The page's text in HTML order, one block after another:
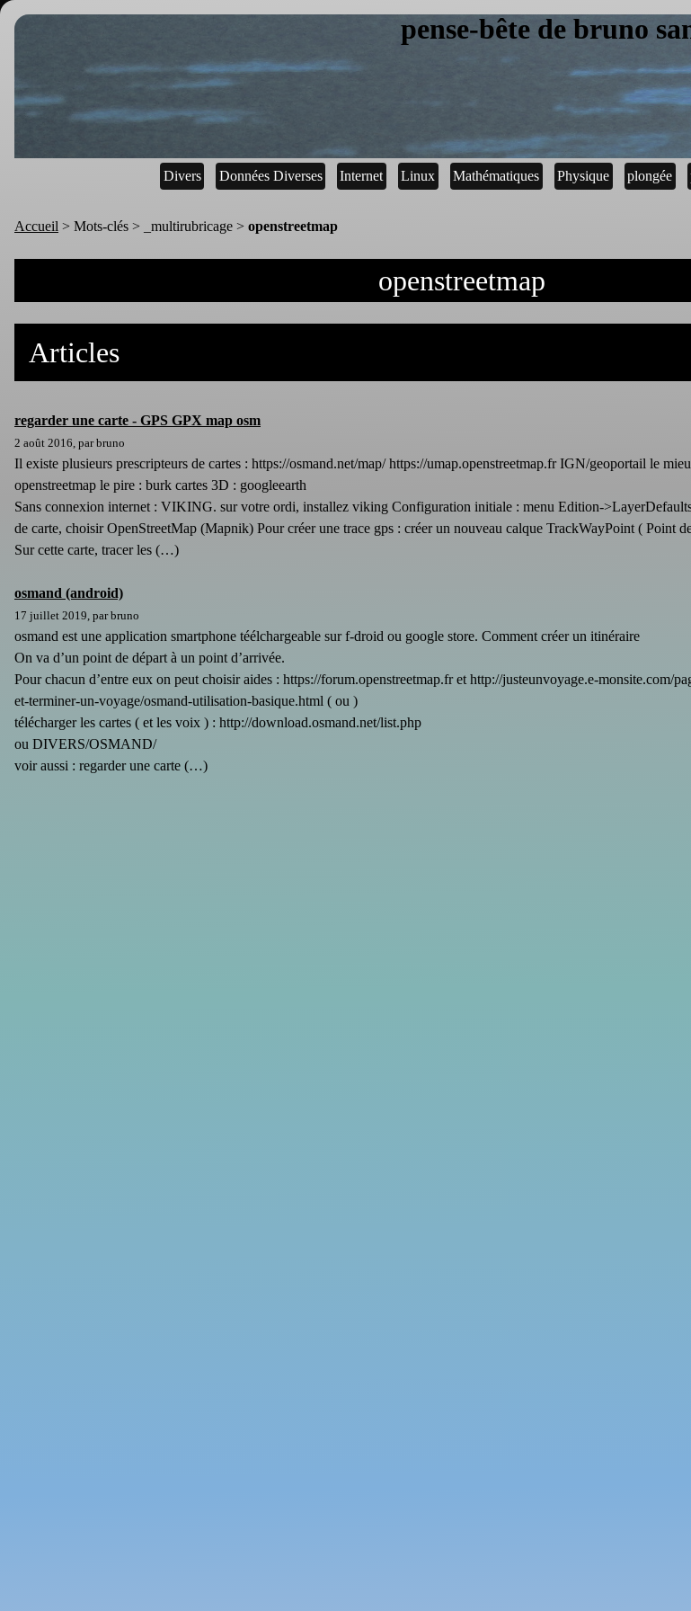
pense-bête de bruno
Divers Données Diverses Internet Linux Mathématiques Physique plongée
Accueil > Mots-clés > _multirubricage > openstreetmap
openstreetmap
Articles
regarder une carte - GPS GPX map osm
2 août 2016, par bruno
Il existe plusieurs prescripteurs de cartes : https://osmand.net/map/ https://umap.openstreetmap.fr IGN/geoportail le
openstreetmap le pire : burk cartes 3D : googleearth
Sans connexion internet : VIKING. sur votre ordi, installez viking Configuration initiale : menu Edition-
de carte, choisir OpenStreetMap (Mapnik) Pour créer une trace gps : créer un nouveau calque TrackWayPoint ( Point
Sur cette carte, tracer les (…)
osmand (android)
17 juillet 2019, par bruno
osmand est une application smartphone téélchargeable sur f-droid ou google store. Comment créer un itinéraire
On va d’un point de départ à un point d’arrivée.
Pour chacun d’entre eux on peut choisir aides : https://forum.openstreetmap.fr et http://justeunvoyage.e-monsite.com/
et-terminer-un-voyage/osmand-utilisation-basique.html ( ou )
télécharger les cartes ( et les voix ) : http://download.osmand.net/list.php
ou DIVERS/OSMAND/
voir aussi : regarder une carte (…)